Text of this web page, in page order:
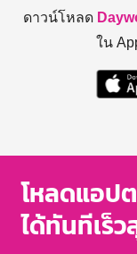
ดาวน์โหลด
ใน
โหลดแอป
ได้ทันทีเร็ว